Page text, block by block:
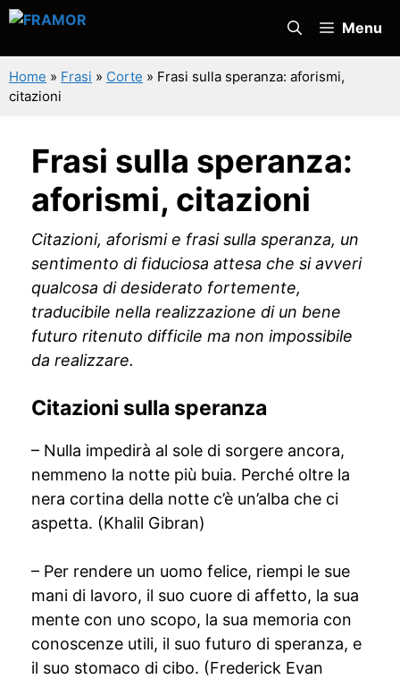
Vai
contenuto
Menu
Home » Frasi » Corte » Frasi sulla speranza: aforismi,
citazioni
Frasi sulla speranza:
aforismi, citazioni
Citazioni, aforismi e frasi sulla speranza, un
sentimento di fiduciosa attesa che si avveri
qualcosa di desiderato fortemente,
traducibile nella realizzazione di un bene
futuro ritenuto difficile ma non impossibile
da realizzare.
Citazioni sulla speranza
– Nulla impedirà al sole di sorgere ancora,
nemmeno la notte più buia. Perché oltre la
nera cortina della notte c’è un’alba che ci
aspetta. (Khalil Gibran)
– Per rendere un uomo felice, riempi le sue
mani di lavoro, il suo cuore di affetto, la sua
mente con uno scopo, la sua memoria con
conoscenze utili, il suo futuro di speranza, e
il suo stomaco di cibo. (Frederick Evan